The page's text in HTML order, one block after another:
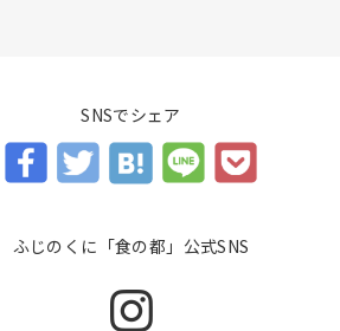
SNSでシェア
ふじのくに「食の都」公式SNS